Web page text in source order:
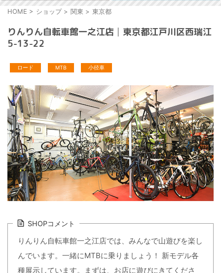
HOME > ショップ > 関東 > 東京都
りんりん自転車館一之江店│東京都江戸川区西瑞江
5-13-22
ロード MTB 小径車
SHOPコメント
りんりん自転車館一之江店では、みんなで山遊びを楽し
んでいます。一緒にMTBに乗りましょう！ 新モデル各
種展示しています。まずは、お店に遊びにきてくださ